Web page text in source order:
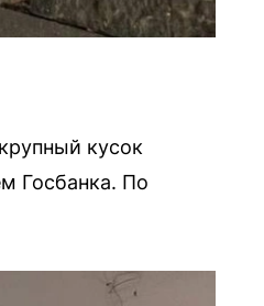
кусок
Госбанка. По